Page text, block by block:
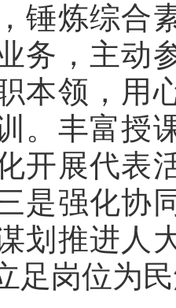
锤炼综合
务，主动
本领，用
。丰富授
开展代表
是强化协
划推进人
足岗位为